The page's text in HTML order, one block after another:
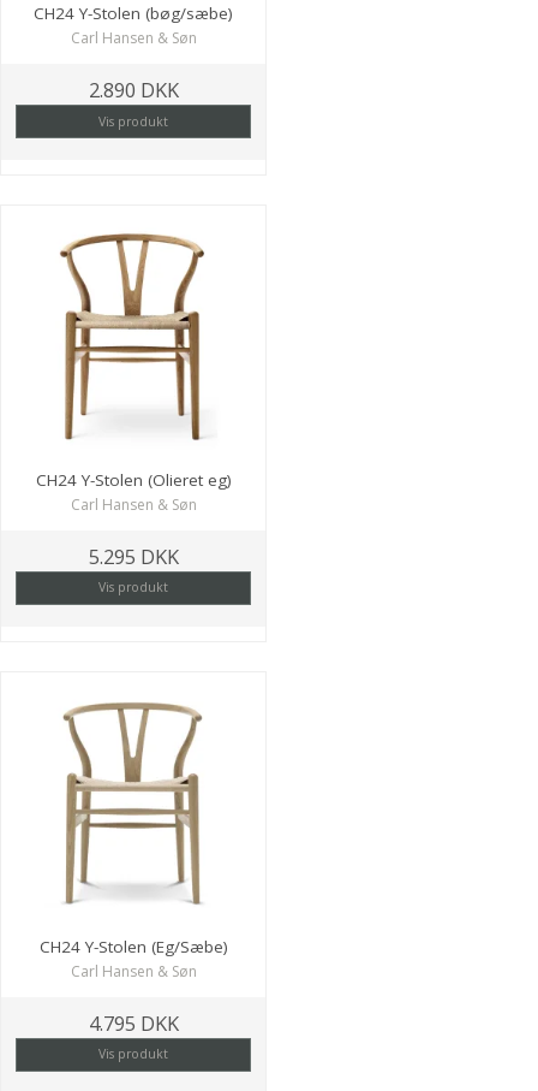
CH24 Y-Stolen (bøg/sæbe)
Carl Hansen & Søn
2.890 DKK
Vis produkt
CH24 Y-Stolen (Olieret eg)
Carl Hansen & Søn
5.295 DKK
Vis produkt
CH24 Y-Stolen (Eg/Sæbe)
Carl Hansen & Søn
4.795 DKK
Vis produkt